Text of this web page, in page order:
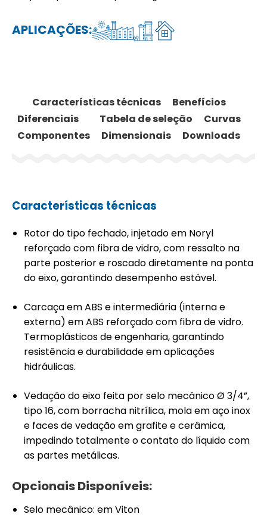
APLICAÇÕES:
Características técnicas
Benefícios
Diferenciais
Tabela de seleção
Curvas
Componentes
Dimensionais Downloads
Características técnicas
Rotor do tipo fechado, injetado em Noryl
reforçado com fibra de vidro, com ressalto na
parte posterior e roscado diretamente na ponta
do eixo, garantindo desempenho estável.
Carcaça em ABS e intermediária (interna e
externa) em ABS reforçado com fibra de vidro.
Termoplásticos de engenharia, garantindo
resistência e durabilidade em aplicações
hidráulicas.
Vedação do eixo feita por selo mecânico Ø 3/4”,
tipo 16, com borracha nitrílica, mola em aço inox
e faces de vedação em grafite e cerâmica,
impedindo totalmente o contato do líquido com
as partes metálicas.
Opcionais Disponíveis:
Selo mecânico: em Viton